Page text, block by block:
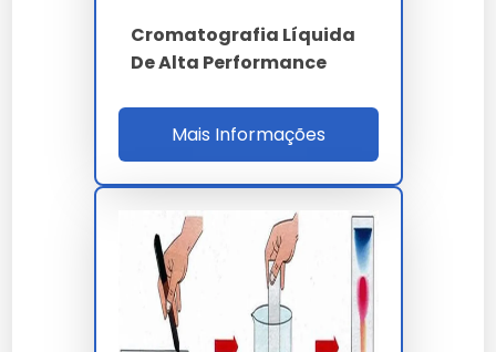
Técnica
GC-FID - HPLC -
UHPLC - GC-MS
Coluna HPLC
C18 250x4.6 mm x 5
Pressão UHPLC
até 1300 bar
Limite detecção GC
inferior a 1 ppm v/v
Gás de arraste
He 5.0 ou H2 6.0
purificado
Cromatografia Líquida
De Alta Performance
Mais Informações